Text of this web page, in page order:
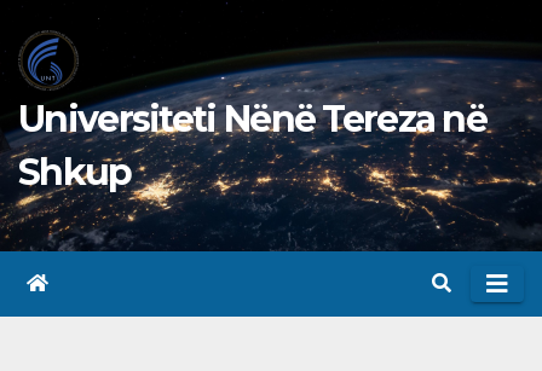
to
content
Universiteti Nënë Tereza në
Shkup